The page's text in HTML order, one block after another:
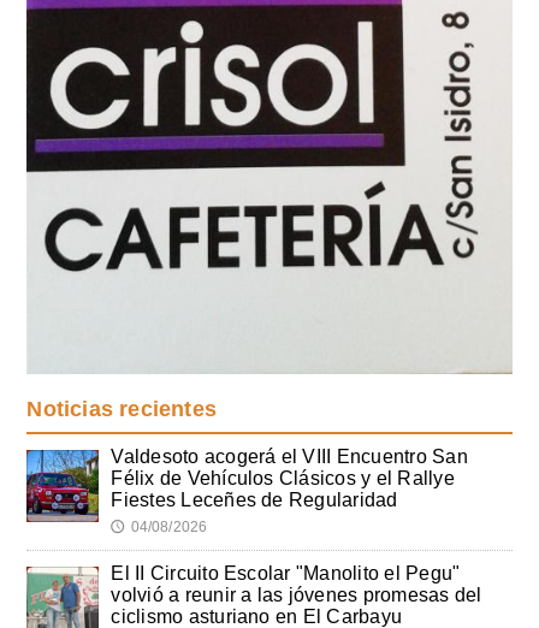
Noticias recientes
Valdesoto acogerá el VIII Encuentro San
Félix de Vehículos Clásicos y el Rallye
Fiestes Leceñes de Regularidad
🕔 04/08/2026
El II Circuito Escolar "Manolito el Pegu"
volvió a reunir a las jóvenes promesas del
ciclismo asturiano en El Carbayu